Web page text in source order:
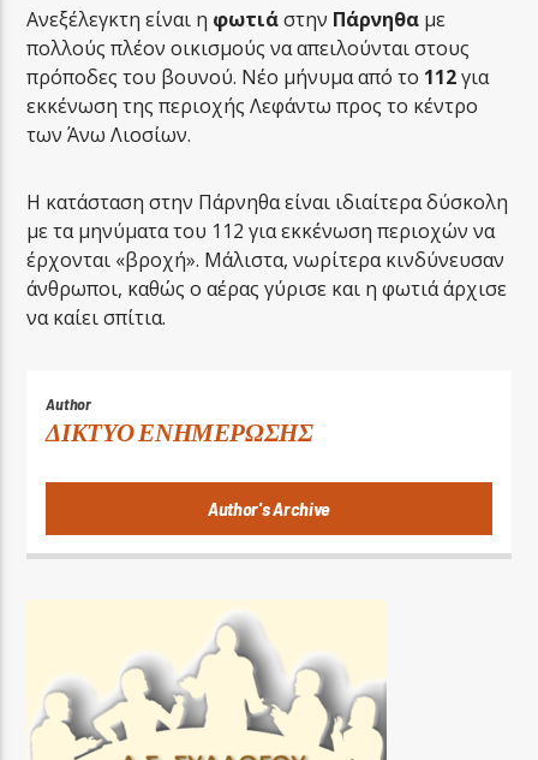
Ανεξέλεγκτη είναι η φωτιάστην Πάρνηθα με
πολλούς πλέον οικισμούς να απειλούνται στους
πρόποδες του βουνού. Νέο μήνυμα από το 112για
εκκένωση της περιοχής Λεφάντω προς το κέντρο
των Άνω Λιοσίων.
Η κατάσταση στην Πάρνηθα είναι ιδιαίτερα δύσκολη
με τα μηνύματα του 112 για εκκένωση περιοχών να
έρχονται «βροχή». Μάλιστα, νωρίτερα κινδύνευσαν
άνθρωποι, καθώς ο αέρας γύρισε και η φωτιά άρχισε
να καίει σπίτια.
Author
ΔΙΚΤΥΟ ΕΝΗΜΕΡΩΣΗΣ
Author's Archive